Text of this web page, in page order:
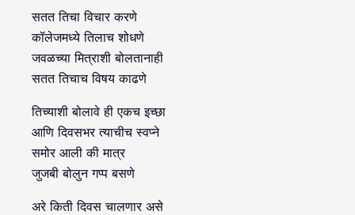
सतत तिचा विचार करणे
कॉलेजमध्ये तिलाच शोधणे
जवळच्या मित्राशी बोलतानाही
सतत तिचाच विषय काढणे
तिच्याशी बोलावे ही एकच इच्छा
आणि दिवसभर त्याचीच स्वप्ने
समोर आली की मात्र
जुजबी बोलुन गप्प बसणे
अरे किती दिवस चालणार असे